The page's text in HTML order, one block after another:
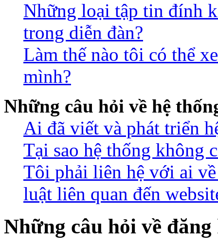
Những loại tập tin đính
trong diễn đàn?
Làm thế nào tôi có thể
mình?
Những câu hỏi về hệ
Ai đã viết và phát triển
Tại sao hệ thống không
Tôi phải liên hệ với ai
luật liên quan đến
Những câu hỏi về